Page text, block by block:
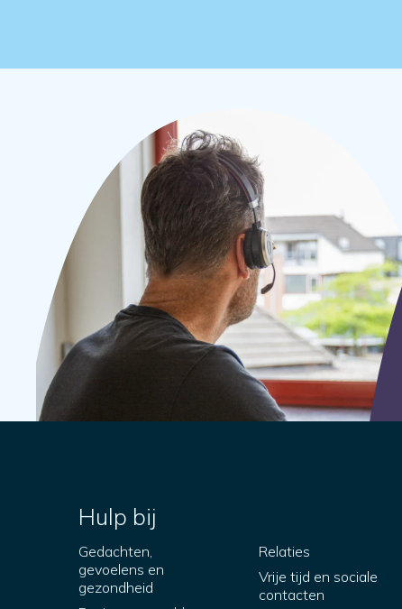
Hulp bij
Gedachten,
gevoelens en
gezondheid
Relaties
Vrije tijd en sociale
contacten